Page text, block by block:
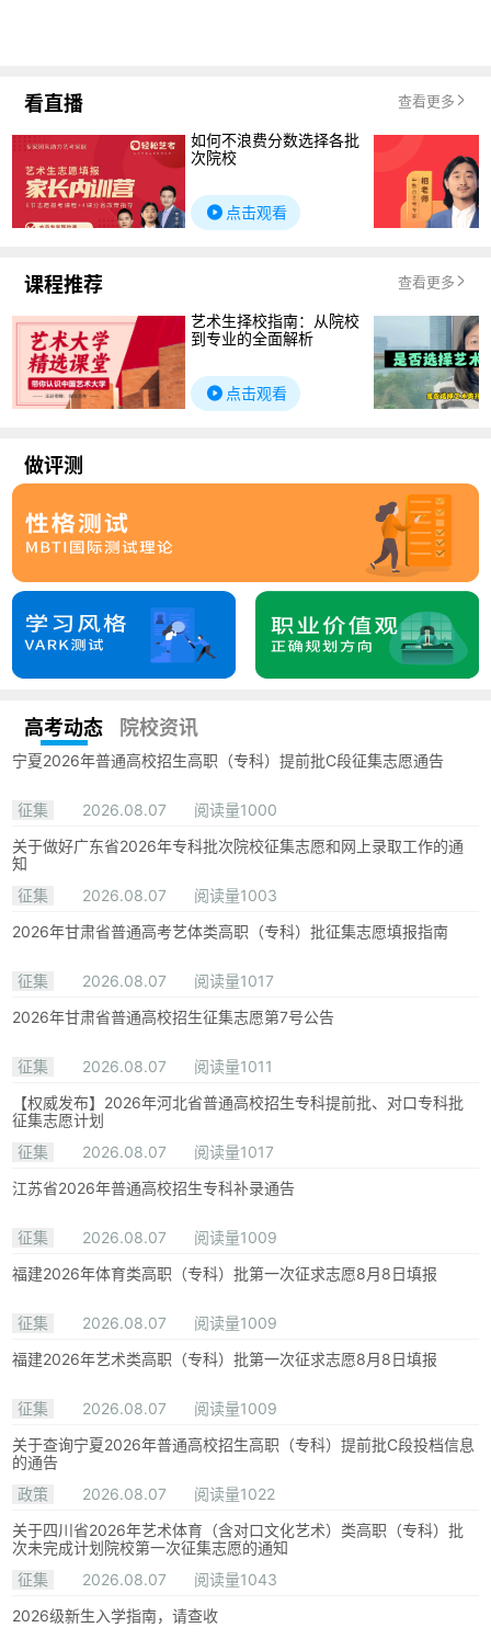
看直播 查看更多
如何不浪费分数选择各批
次院校
点击观看
课程推荐 查看更多
艺术生择校指南：从院校
到专业的全面解析
点击观看
做评测
高考动态 院校资讯
宁夏2026年普通高校招生高职（专科）提前批C段征集志愿通告
征集 2026.08.07
阅读量1000
关于做好广东省2026年专科批次院校征集志愿和网上录取工作的通
知
征集
2026.08.07
阅读量1003
2026年甘肃省普通高考艺体类高职（专科）批征集志愿填报指南
征集 2026.08.07
阅读量1017
2026年甘肃省普通高校招生征集志愿第7号公告
征集 2026.08.07
阅读量1011
【权威发布】2026年河北省普通高校招生专科提前批、对口专科批
征集志愿计划
征集
2026.08.07
阅读量1017
江苏省2026年普通高校招生专科补录通告
征集 2026.08.07
阅读量1009
福建2026年体育类高职（专科）批第一次征求志愿8月8日填报
征集 2026.08.07
阅读量1009
福建2026年艺术类高职（专科）批第一次征求志愿8月8日填报
征集 2026.08.07
阅读量1009
关于查询宁夏2026年普通高校招生高职（专科）提前批C段投档信息
的通告
政策
2026.08.07
阅读量1022
关于四川省2026年艺术体育（含对口文化艺术）类高职（专科）批
次未完成计划院校第一次征集志愿的通知
征集
2026.08.07
阅读量1043
2026级新生入学指南，请查收